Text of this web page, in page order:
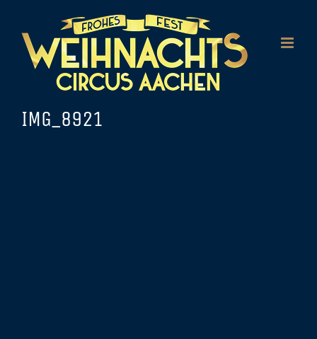
Inhalt
springen
IMG_8921